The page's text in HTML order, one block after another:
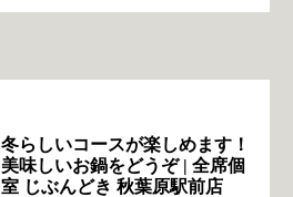
冬らしいコースが楽しめます！
美味しいお鍋をどうぞ | 全席個
室 じぶんどき 秋葉原駅前店